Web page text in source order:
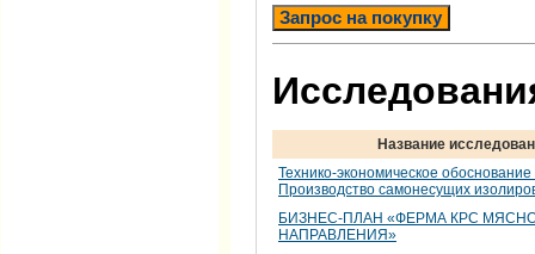
Запрос на покупку
Название
Технико-экономическое
Производство самонесущих
БИЗНЕС-ПЛАН «ФЕРМА КРС
НАПРАВЛЕНИЯ»